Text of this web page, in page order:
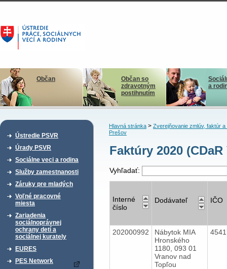
Občan
Občan so
zdravotným
postihnutím
a
Ústredie PSVR
Úrady PSVR
Sociálne veci a rodina
Služby zamestnanosti
Záruky pre mladých
Voľné pracovné
miesta
Zariadenia
sociálnoprávnej
ochrany detí a
sociálnej kurately
EURES
PES Network
Hlavná stránka> Zverejňovanie zmlúv, faktúr a
Prešov
Faktúry 2020
Vyhľadať:
Interné
číslo
Dodávateľ IČO
202000992
Nábytok MIA
Hronského
1180, 093 01
Vranov nad
Topľou